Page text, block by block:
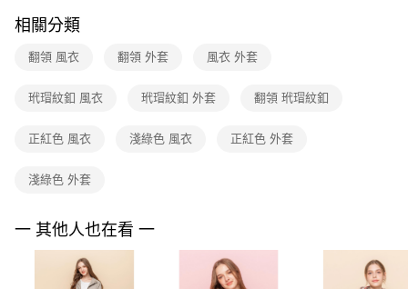
購買商品的店家。未經商家同意取消之訂單仍視為有效，需透過AFTEE先享
後付繳納相關費用。
※ 交易是否成功請以「AFTEE先享後付 」之結帳頁面顯示為準，若有關於
１．透過由恩沛科技股份有限公司提供之「AFTEE先享後付」服務完成之交
２．關於個人資料處理事宜，請瀏覽以下網址：
「AFTEE先享後付」，若未經同意申辦者引起之損失，本公司不負相關責
任。
４．使用「AFTEE先享後付」時，將依據個別帳號之用戶狀況，依本公司即
時審查核予不同之上限額度；若仍有額度不足之情形，本公司將視審查結果
每筆NT$90，滿NT$3,600(含以上)免運費
離島宅配 (蘭嶼恕不配送)
免運費
相關分類
翻領 風衣 翻領 外套 風衣 外套
玳瑁紋釦 風衣 玳瑁紋釦 外套 翻領 玳瑁紋釦
正紅色 風衣 淺綠色 風衣 正紅色 外套
淺綠色 外套
一 其他人也在看 一